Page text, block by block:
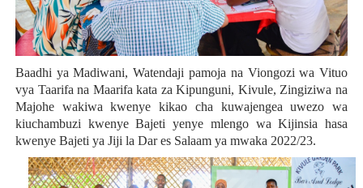
Baadhi ya Madiwani, Watendaji pamoja na Viongozi wa Vituo
vya Taarifa na Maarifa kata za Kipunguni, Kivule, Zingiziwa na
Majohe wakiwa kwenye kikao cha kuwajengea uwezo wa
kiuchambuzi kwenye Bajeti yenye mlengo wa Kijinsia hasa
kwenye Bajeti ya Jiji la Dar es Salaam ya mwaka 2022/23.